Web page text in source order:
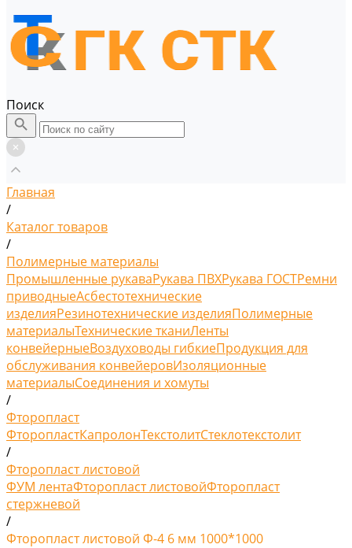
Поиск
Главная
/
Каталог товаров
/
Полимерные материалы
Промышленные рукаваРукава ПВХРукава ГОСТРемни
приводныеАсбестотехнические
изделияРезинотехнические изделияПолимерные
материалыТехнические тканиЛенты
конвейерныеВоздуховоды гибкиеПродукция для
обслуживания конвейеровИзоляционные
материалыСоединения и хомуты
/
Фторопласт
ФторопластКапролонТекстолитСтеклотекстолит
/
Фторопласт листовой
ФУМ лентаФторопласт листовойФторопласт
стержневой
/
Фторопласт листовой Ф-4 6 мм 1000*1000